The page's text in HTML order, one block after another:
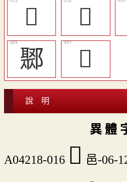
󶉱
󶉰
鄹
󶉦
說 明
異 體
A04218-016 󶉯 邑-06-